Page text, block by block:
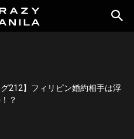
グ212】フィリピン婚約相手は浮
？